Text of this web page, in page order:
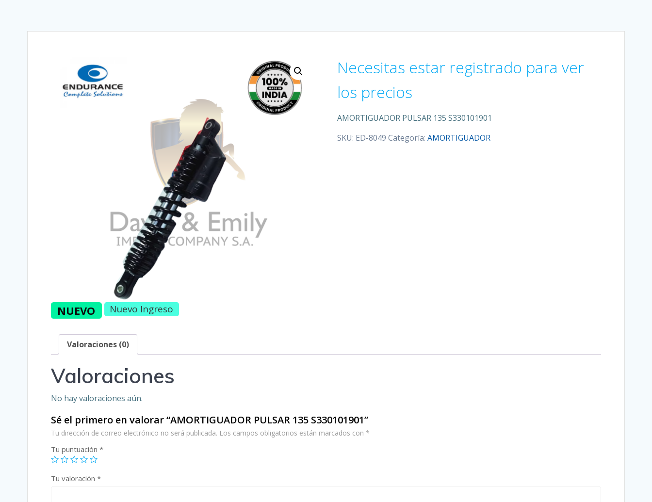
NUEVO Nuevo Ingreso
Necesitas estar registrado para ver
los precios
AMORTIGUADOR PULSAR 135 S330101901
SKU: ED-8049 Categoría: AMORTIGUADOR
Valoraciones (0)
Valoraciones
No hay valoraciones aún.
Sé el primero en valorar “AMORTIGUADOR PULSAR 135 S330101901”
Tu dirección de correo electrónico no será publicada. Los campos obligatorios están marcados con *
Tu puntuación *
Tu valoración *